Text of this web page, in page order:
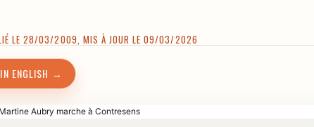
LE 28/03/2009, MIS À JOUR LE 09/03/2026
ENGLISH →